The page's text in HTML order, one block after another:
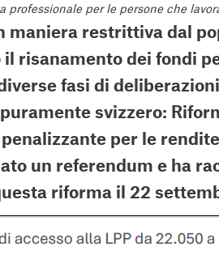
per le persone che
maniera restrittiva dal
risanamento dei fondi
fasi di
svizzero:
per le
un referendum e ha
riforma il 22